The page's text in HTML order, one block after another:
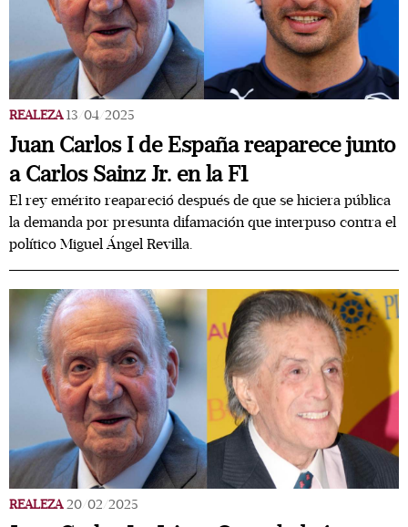
REALEZA 13/04/2025
Juan Carlos I de España reaparece junto
a Carlos Sainz Jr. en la F1
El rey emérito reapareció después de que se hiciera pública
la demanda por presunta difamación que interpuso contra el
político Miguel Ángel Revilla.
REALEZA 20/02/2025